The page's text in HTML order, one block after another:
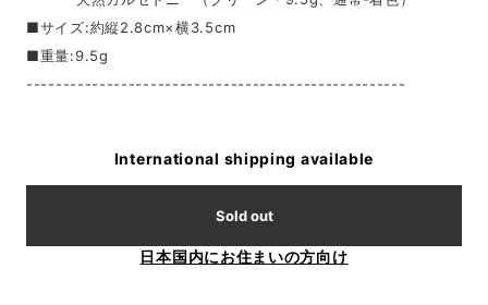
■サイズ:約縦2.8cm×横3.5cm
■重量:9.5g
----------------------------------------------------
International shipping available
Sold out
日本国内にお住まいの方向け